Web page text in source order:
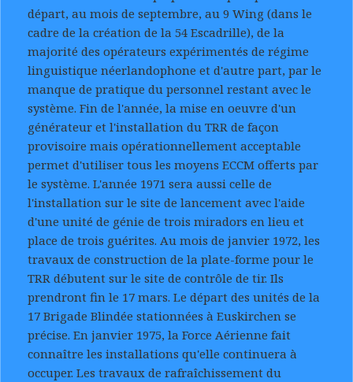
départ, au mois de septembre, au 9 Wing (dans le
cadre de la création de la 54 Escadrille), de la
majorité des opérateurs expérimentés de régime
linguistique néerlandophone et d'autre part, par le
manque de pratique du personnel restant avec le
système. Fin de l'année, la mise en oeuvre d'un
générateur et l'installation du TRR de façon
provisoire mais opérationnellement acceptable
permet d'utiliser tous les moyens ECCM offerts par
le système. L'année 1971 sera aussi celle de
l'installation sur le site de lancement avec l'aide
d'une unité de génie de trois miradors en lieu et
place de trois guérites. Au mois de janvier 1972, les
travaux de construction de la plate-forme pour le
TRR débutent sur le site de contrôle de tir. Ils
prendront fin le 17 mars. Le départ des unités de la
17 Brigade Blindée stationnées à Euskirchen se
précise. En janvier 1975, la Force Aérienne fait
connaître les installations qu'elle continuera à
occuper. Les travaux de rafraîchissement du